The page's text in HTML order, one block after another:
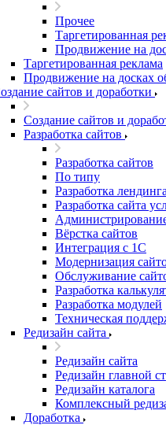
Прочее
Таргетированная
Продвижение на
Таргетированная реклама
Продвижение на досках
сайтов и доработки
Создание сайтов и
Разработка сайтов
Разработка сайтов
По типу
Разработка лендинга
Разработка сайта
Вёрстка сайтов
Интеграция с 1С
Модернизация
Обслуживание
Разработка
Разработка модулей
Техническая
Редизайн сайта
Редизайн сайта
Редизайн главной
Редизайн каталога
Комплексный
Доработка